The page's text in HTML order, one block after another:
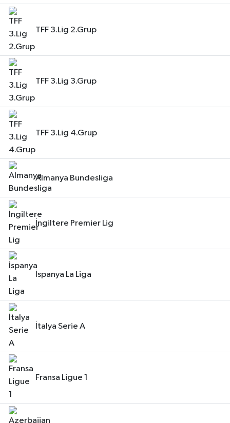
TFF 3.Lig 2.Grup
TFF 3.Lig 3.Grup
TFF 3.Lig 4.Grup
Almanya Bundesliga
İngiltere Premier Lig
İspanya La Liga
İtalya Serie A
Fransa Ligue 1